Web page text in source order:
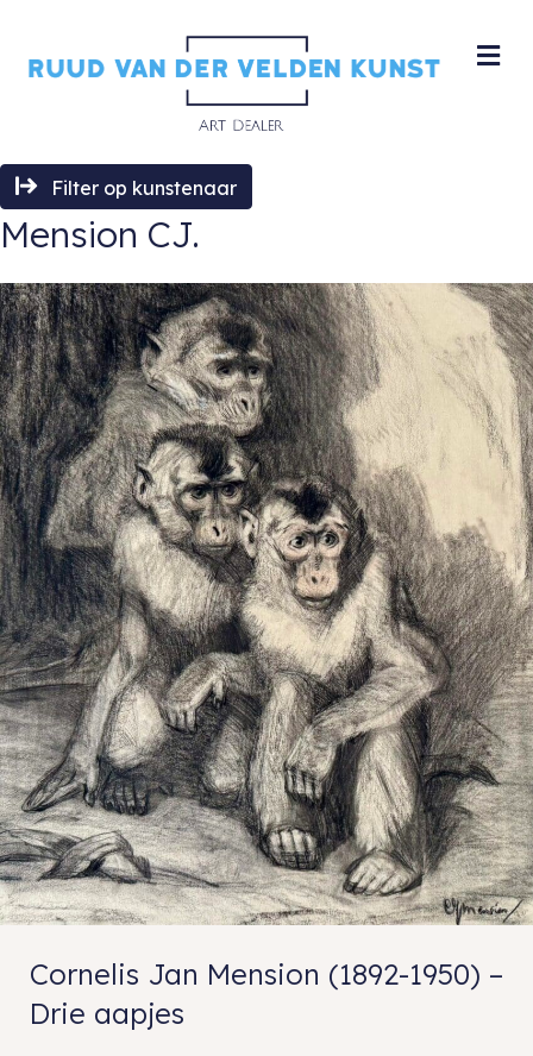
Filter op kunstenaar
Mension CJ.
Cornelis Jan Mension (1892-1950) –
Drie aapjes